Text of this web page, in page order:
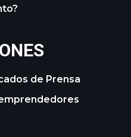
de Prensa